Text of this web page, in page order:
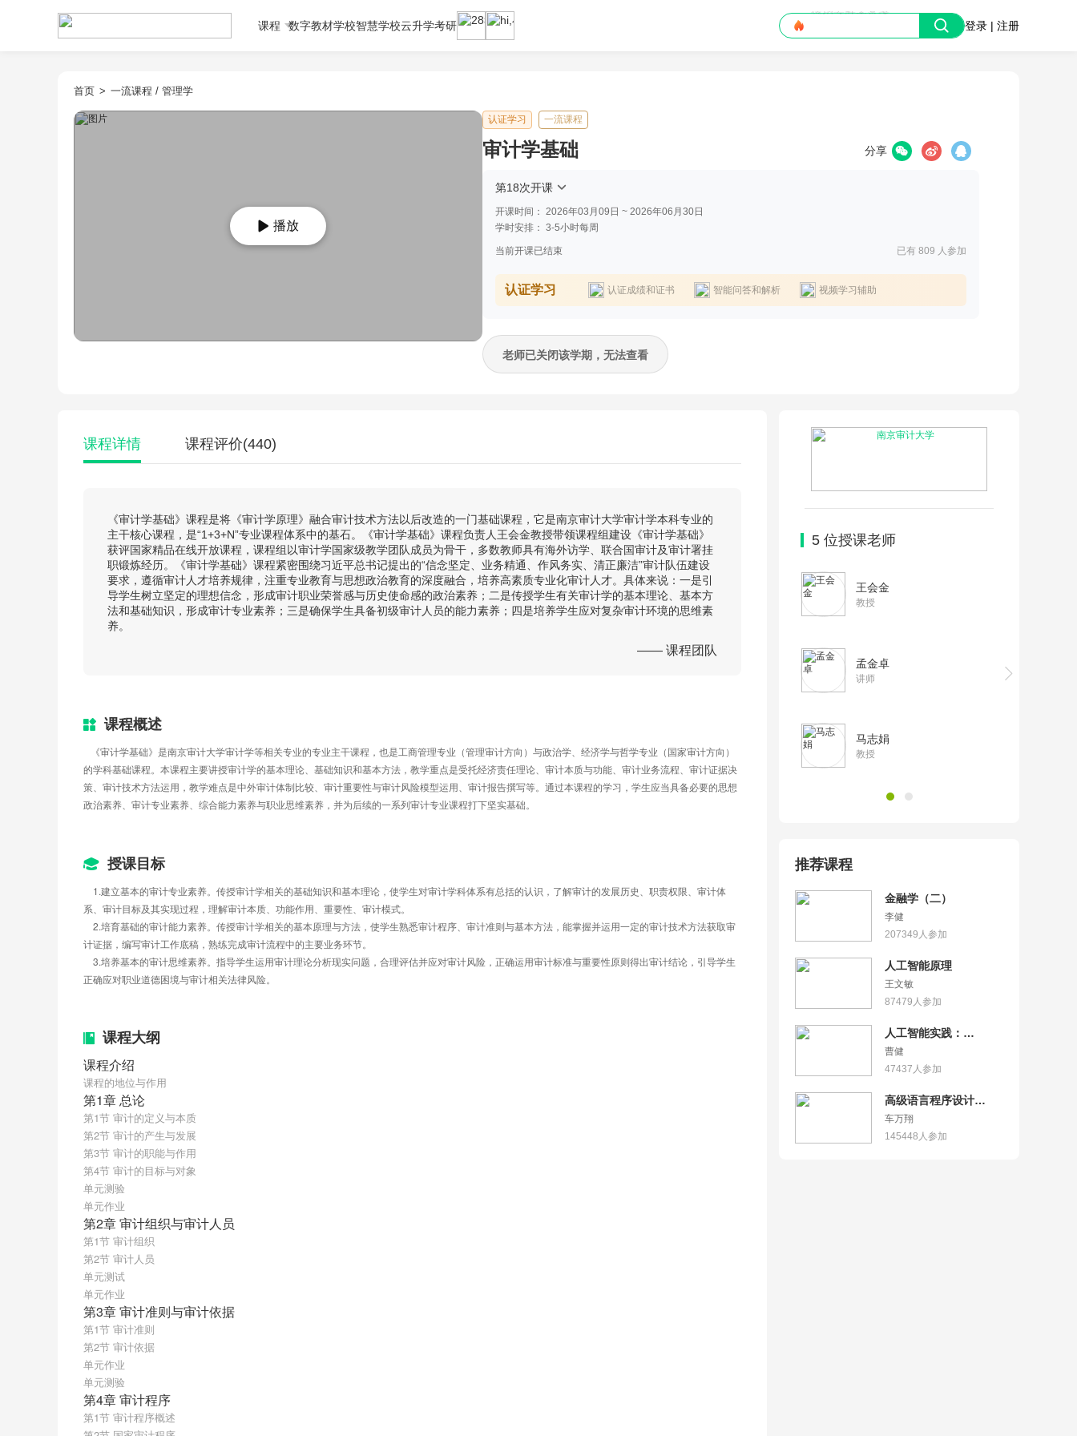
课程 数字教材学校智慧学校云升学考研 登录 | 注册
首页 > 一流课程 / 管理学
播放
认证学习 一流课程
审计学基础 分享
第18次开课
开课时间： 2026年03月09日 ~ 2026年06月30日
学时安排： 3-5小时每周
当前开课已结束 已有 809 人参加
认证学习 认证成绩和证书 智能问答和解析 视频学习辅助
老师已关闭该学期，无法查看
课程详情 课程评价(440)
《审计学基础》课程是将《审计学原理》融合审计技术方法以后改造的一门基础课程，它是南京审计大学审计学本科专业的
主干核心课程，是“1+3+N”专业课程体系中的基石。《审计学基础》课程负责人王会金教授带领课程组建设《审计学基础》
获评国家精品在线开放课程，课程组以审计学国家级教学团队成员为骨干，多数教师具有海外访学、联合国审计及审计署挂
职锻炼经历。《审计学基础》课程紧密围绕习近平总书记提出的“信念坚定、业务精通、作风务实、清正廉洁”审计队伍建设
要求，遵循审计人才培养规律，注重专业教育与思想政治教育的深度融合，培养高素质专业化审计人才。具体来说：一是引
导学生树立坚定的理想信念，形成审计职业荣誉感与历史使命感的政治素养；二是传授学生有关审计学的基本理论、基本方
法和基础知识，形成审计专业素养；三是确保学生具备初级审计人员的能力素养；四是培养学生应对复杂审计环境的思维素
养。
—— 课程团队
课程概述
《审计学基础》是南京审计大学审计学等相关专业的专业主干课程，也是工商管理专业（管理审计方向）与政治学、经济学与哲学专业（国家审计方向）
的学科基础课程。本课程主要讲授审计学的基本理论、基础知识和基本方法，教学重点是受托经济责任理论、审计本质与功能、审计业务流程、审计证据决
策、审计技术方法运用，教学难点是中外审计体制比较、审计重要性与审计风险模型运用、审计报告撰写等。通过本课程的学习，学生应当具备必要的思想
政治素养、审计专业素养、综合能力素养与职业思维素养，并为后续的一系列审计专业课程打下坚实基础。
授课目标
1.建立基本的审计专业素养。传授审计学相关的基础知识和基本理论，使学生对审计学科体系有总括的认识，了解审计的发展历史、职责权限、审计体
系、审计目标及其实现过程，理解审计本质、功能作用、重要性、审计模式。
2.培育基础的审计能力素养。传授审计学相关的基本原理与方法，使学生熟悉审计程序、审计准则与基本方法，能掌握并运用一定的审计技术方法获取审
计证据，编写审计工作底稿，熟练完成审计流程中的主要业务环节。
3.培养基本的审计思维素养。指导学生运用审计理论分析现实问题，合理评估并应对审计风险，正确运用审计标准与重要性原则得出审计结论，引导学生
正确应对职业道德困境与审计相关法律风险。
课程大纲
课程介绍
课程的地位与作用
第1章 总论
第1节 审计的定义与本质
第2节 审计的产生与发展
第3节 审计的职能与作用
第4节 审计的目标与对象
单元测验
单元作业
第2章 审计组织与审计人员
第1节 审计组织
第2节 审计人员
单元测试
单元作业
第3章 审计准则与审计依据
第1节 审计准则
第2节 审计依据
单元作业
单元测验
第4章 审计程序
第1节 审计程序概述
5 位授课老师
王会金
教授
孟金卓
讲师
马志娟
教授
推荐课程
金融学（二）
李健
207349 人参加
人工智能原理
王文敏
87479 人参加
人工智能实践：
Tensorflow笔记
曹健
47437 人参加
高级语言程序设计
（Python）
车万翔
145448 人参加